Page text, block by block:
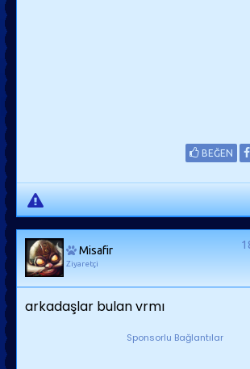
BEĞEN
Misafir
Ziyaretçi
arkadaşlar bulan vrmı
Sponsorlu Bağlantılar